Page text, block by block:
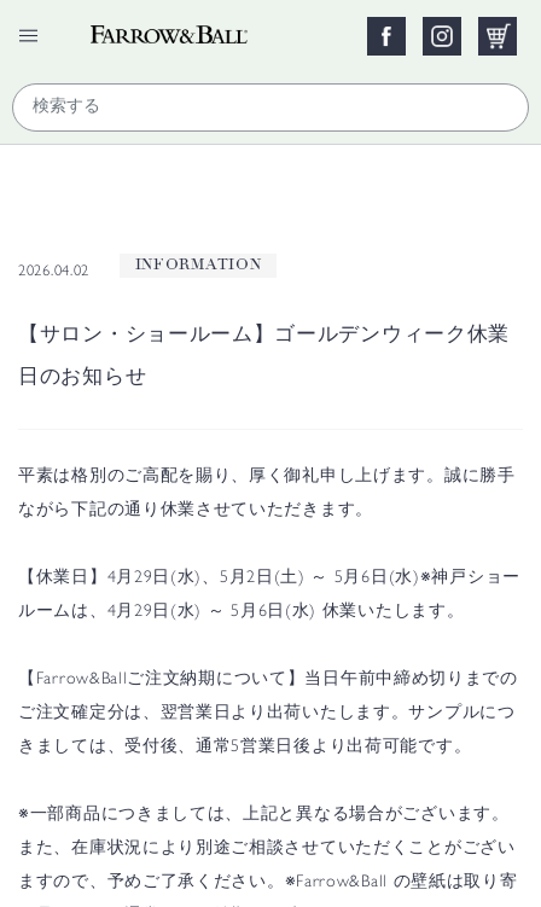
2026.04.02 INFORMATION
【サロン・ショールーム】ゴールデンウィーク休業
日のお知らせ
平素は格別のご高配を賜り、厚く御礼申し上げます。 誠に勝手
ながら下記の通り休業させていただきます。
【休業日】 4月29日(水)、5月2日(土) ～ 5月6日(水)※神戸ショー
ルームは、4月29日(水) ～ 5月6日(水) 休業いたします。
【Farrow&Ballご注文納期について】 当日午前中締め切りまでの
ご注文確定分は、翌営業日より出荷いたします。サンプルにつ
きましては、受付後、通常5営業日後より出荷可能です。
※一部商品につきましては、上記と異なる場合がございます。
また、在庫状況により別途ご相談させていただくことがござい
ますので、予めご了承ください。 ※Farrow&Ball の壁紙は取り寄